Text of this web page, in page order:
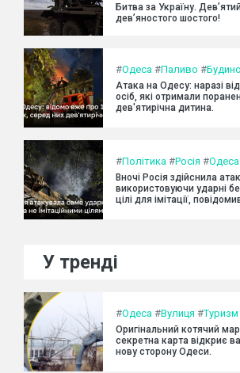
Битва за Україну.
дев’яностого шостого!
#Одеса #Паливо #
Атака на Одесу: наразі
осіб, які отримали
дев'ятирічна дитина.
#Політика #Росія #Одеса
Вночі Росія здійснила
використовуючи ударні
цілі для імітації,
У тренді
#Одеса #Вулиця #Туризм
Оригінальний котячий
секретна карта відкриє
нову сторону Одеси.